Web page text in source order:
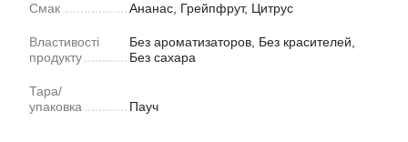
Смак Ананас, Грейпфрут, Цитрус
Властивості
продукту
Без ароматизаторов, Без красителей,
Без сахара
Тара/
упаковка
Пауч